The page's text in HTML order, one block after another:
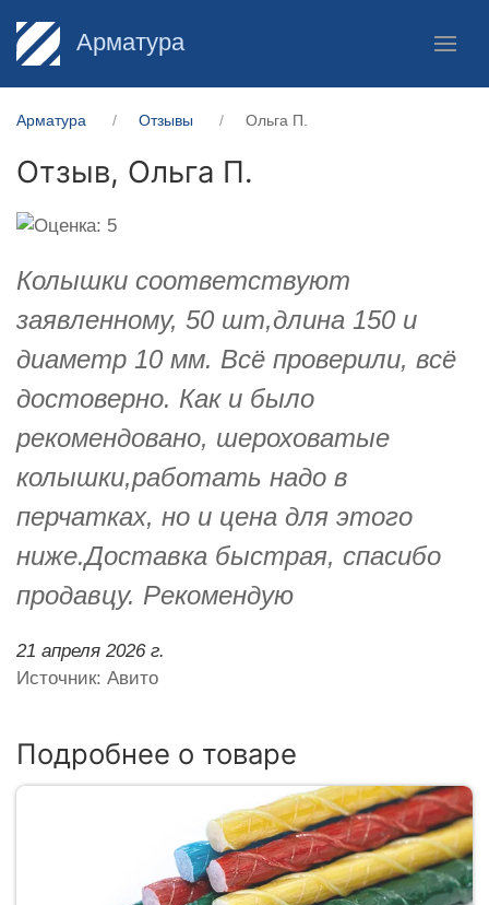
Арматура
Арматура Отзывы Ольга П.
Отзыв, Ольга П.
Колышки соответствуют
заявленному, 50 шт,длина 150 и
диаметр 10 мм. Всё проверили, всё
достоверно. Как и было
рекомендовано, шероховатые
колышки,работать надо в
перчатках, но и цена для этого
ниже.Доставка быстрая, спасибо
продавцу. Рекомендую
21 апреля 2026 г.
Источник: Авито
Подробнее о товаре